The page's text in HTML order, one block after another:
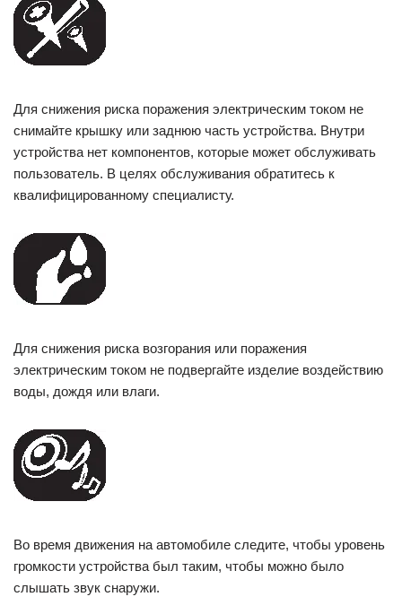
Для снижения риска поражения электрическим током не
снимайте крышку или заднюю часть устройства. Внутри
устройства нет компонентов, которые может обслуживать
пользователь. В целях обслуживания обратитесь к
квалифицированному специалисту.
Для снижения риска возгорания или поражения
электрическим током не подвергайте изделие воздействию
воды, дождя или влаги.
Во время движения на автомобиле следите, чтобы уровень
громкости устройства был таким, чтобы можно было
слышать звук снаружи.